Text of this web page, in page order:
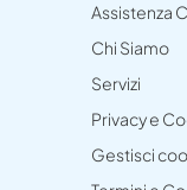
Assistenza
Chi Siamo
Servizi
Privacy e
Gestisci